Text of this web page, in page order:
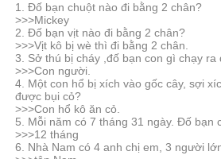
1. Đố bạn chuột nào đi bằng 2 chân?
>>>Mickey
2. Đố bạn vịt nào đi bằng 2 chân?
>>>Vịt kô bị wè thì đi bằng 2 chân.
3. Sở thú bị cháy ,đố bạn con gì chạy ra
>>>Con người.
4. Một con hổ bị xích vào gốc cây, sợi
được bụi cỏ?
>>>Con hổ kô ăn cỏ.
5. Mỗi năm có 7 tháng 31 ngày. Đố bạn
>>>12 tháng
6. Nhà Nam có 4 anh chị em, 3 người